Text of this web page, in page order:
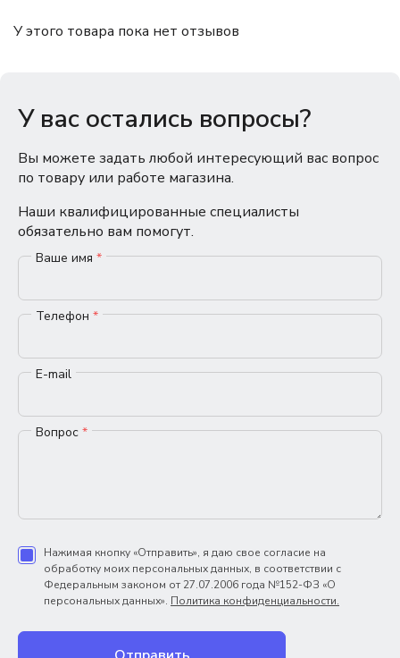
У этого товара пока нет отзывов
У вас остались вопросы?
Вы можете задать любой интересующий вас вопрос
по товару или работе магазина.
Наши квалифицированные специалисты
обязательно вам помогут.
Ваше имя *
Телефон *
E-mail
Вопрос *
Нажимая кнопку «Отправить», я даю свое согласие на
обработку моих персональных данных, в соответствии с
Федеральным законом от 27.07.2006 года №152-ФЗ «О
персональных данных». Политика конфиденциальности.